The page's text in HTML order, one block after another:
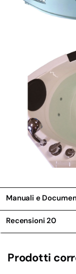
Manuali e
Recensioni20
Prodotti